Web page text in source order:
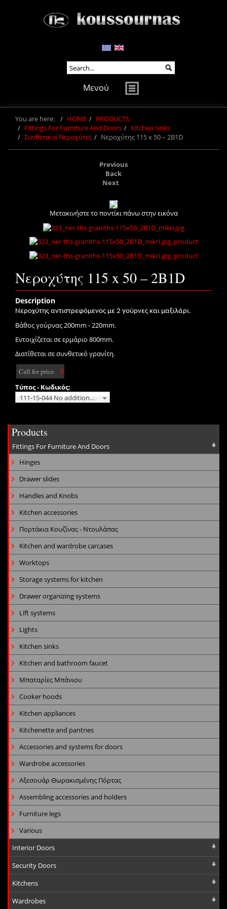
Μενού
You are here: HOME
PRODUCTS
Fittings For Furniture And Doors
Kitchen sinks
Συνθετικοί Νεροχύτες
Νεροχύτης 115 x 50 – 2B1D
Previous
Back
Next
Μετακινήστε το ποντίκι πάνω στην εικόνα
Νεροχύτης 115 x 50 – 2B1D
Description
Νεροχύτης αντιστρεφόμενος με 2 γούρνες και μαξιλάρι.
Βάθος γούρνας 200mm - 220mm.
Εντοιχίζεται σε ερμάριο 800mm.
Διατίθεται σε συνθετικό γρανίτη.
Call for price
Τύπος - Κωδικός:
111-15-044 No additional charge
Products
Fittings For Furniture And Doors
Hinges
Drawer slides
Handles and Knobs
Kitchen accessories
Πορτάκια Κουζίνας - Ντουλάπας
Kitchen and wardrobe carcases
Worktops
Storage systems for kitchen
Drawer organizing systems
Lift systems
Lights
Kitchen sinks
Kitchen and bathroom faucet
Μπαταρίες Μπάνιου
Cooker hoods
Kitchen appliances
Kitchenette and pantries
Accessories and systems for doors
Wardrobe accessories
Αξεσουάρ Θωρακισμένης Πόρτας
Assembling accessories and holders
Furniture legs
Various
Interior Doors
Security Doors
Kitchens
Wardrobes